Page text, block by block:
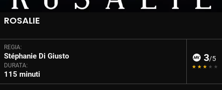
ROSALIE
REGIA:
Stéphanie Di Giusto
DURATA:
115 minuti
3/5